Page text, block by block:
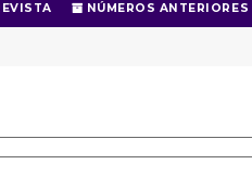
NÚMEROS ANTERIORES